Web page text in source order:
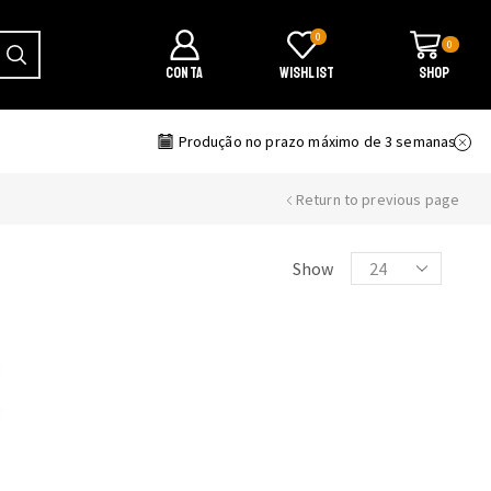
CONTA
0
WISHLIST
0
SHOP
Produção no prazo máximo de 3 semanas
Return to previous page
Show
Products
per